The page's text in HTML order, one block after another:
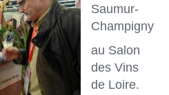
Saumur-
Champigny
au Salon
des Vins
de Loire.